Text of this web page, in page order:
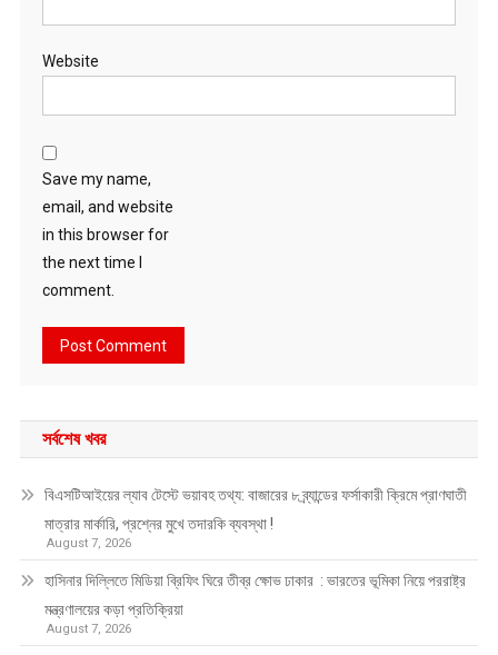
Website
Save my name,
email, and website
in this browser for
the next time I
comment.
সর্বশেষ খবর
বিএসটিআইয়ের ল্যাব টেস্টে ভয়াবহ তথ্য: বাজারের ৮ ব্র্যান্ডের ফর্সাকারী ক্রিমে প্রাণঘাতী
মাত্রার মার্কারি, প্রশ্নের মুখে তদারকি ব্যবস্থা !
August 7, 2026
হাসিনার দিল্লিতে মিডিয়া ব্রিফিং ঘিরে তীব্র ক্ষোভ ঢাকার : ভারতের ভূমিকা নিয়ে পররাষ্ট্র
মন্ত্রণালয়ের কড়া প্রতিক্রিয়া
August 7, 2026